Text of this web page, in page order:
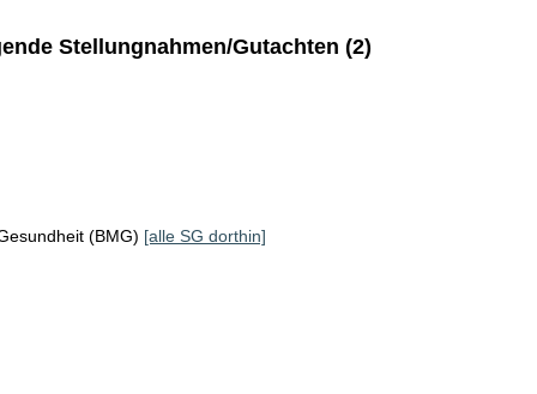
Stellungnahmen/Gutachten (2)
(BMG) [alle SG dorthin]